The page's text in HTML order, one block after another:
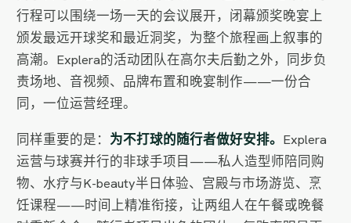
行程可以围绕一场一天的会议展开，闭幕颁奖晚宴上
颁发最远开球奖和最近洞奖，为整个旅程画上叙事的
高潮。Explera的活动团队在高尔夫后勤之外，同步负
责场地、音视频、品牌布置和晚宴制作——一份合
同，一位运营经理。
同样重要的是： 为不打球的随行者做好安排。 Explera
运营与球赛并行的非球手项目——私人造型师陪同购
物、水疗与K-beauty半日体验、宫殿与市场游览、烹
饪课程——时间上精准衔接，让两组人在午餐或晚餐